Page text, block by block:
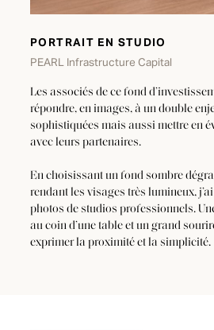
PORTRAIT EN STUDIO
PEARL Infrastructure Capital
Les associés de ce fond
répondre, en images, à un double
sophistiquées mais aussi mettre en
avec leurs partenaires.
En choisissant un fond sombre
rendant les visages très lumineux,
photos de studios professionnels.
au coin d’une table et un grand
exprimer la proximité et la simplicité.